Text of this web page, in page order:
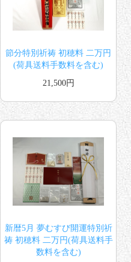
節分特別祈祷 初穂料 二万円
(荷具送料手数料を含む)
21,500円
新暦5月 夢むすび開運特別祈
祷 初穂料 二万円(荷具送料手
数料を含む)